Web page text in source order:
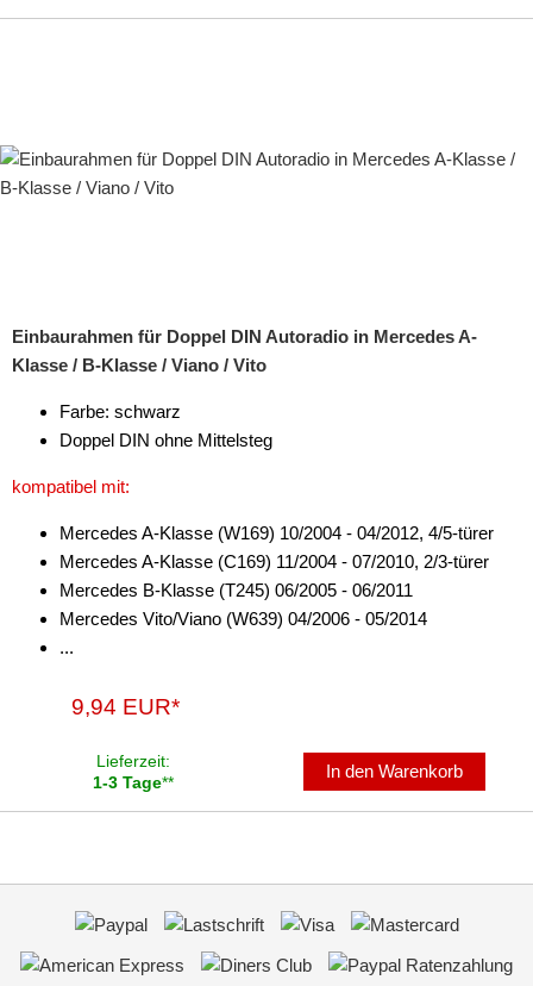
Einbaurahmen für Doppel DIN Autoradio in Mercedes A-
Klasse / B-Klasse / Viano / Vito
Farbe: schwarz
Doppel DIN ohne Mittelsteg
kompatibel mit:
Mercedes A-Klasse (W169) 10/2004 - 04/2012, 4/5-türer
Mercedes A-Klasse (C169) 11/2004 - 07/2010, 2/3-türer
Mercedes B-Klasse (T245) 06/2005 - 06/2011
Mercedes Vito/Viano (W639) 04/2006 - 05/2014
...
9,94 EUR*
Lieferzeit:
1-3 Tage**
In den Warenkorb